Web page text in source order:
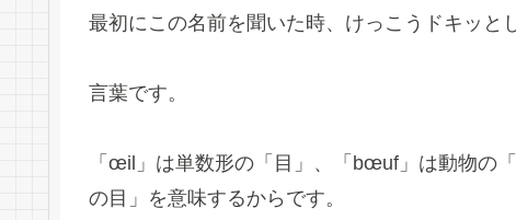
最初にこの名前を聞いた時、けっこうドキッ
言葉です。
「œil」は単数形の「目」、「bœuf」は動物の
の目」を意味するからです。